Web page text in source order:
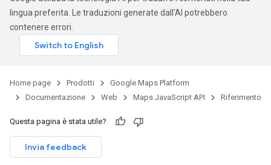
lingua preferita. Le traduzioni generate dall'AI potrebbero
contenere errori.
Home page Prodotti
Google Maps Platform
Documentazione
Web Maps JavaScript API Riferimento
Questa pagina è stata utile?
Invia feedback